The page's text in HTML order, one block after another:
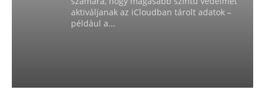
aktiváljanak az iCloudban tárolt adatok –
például a...